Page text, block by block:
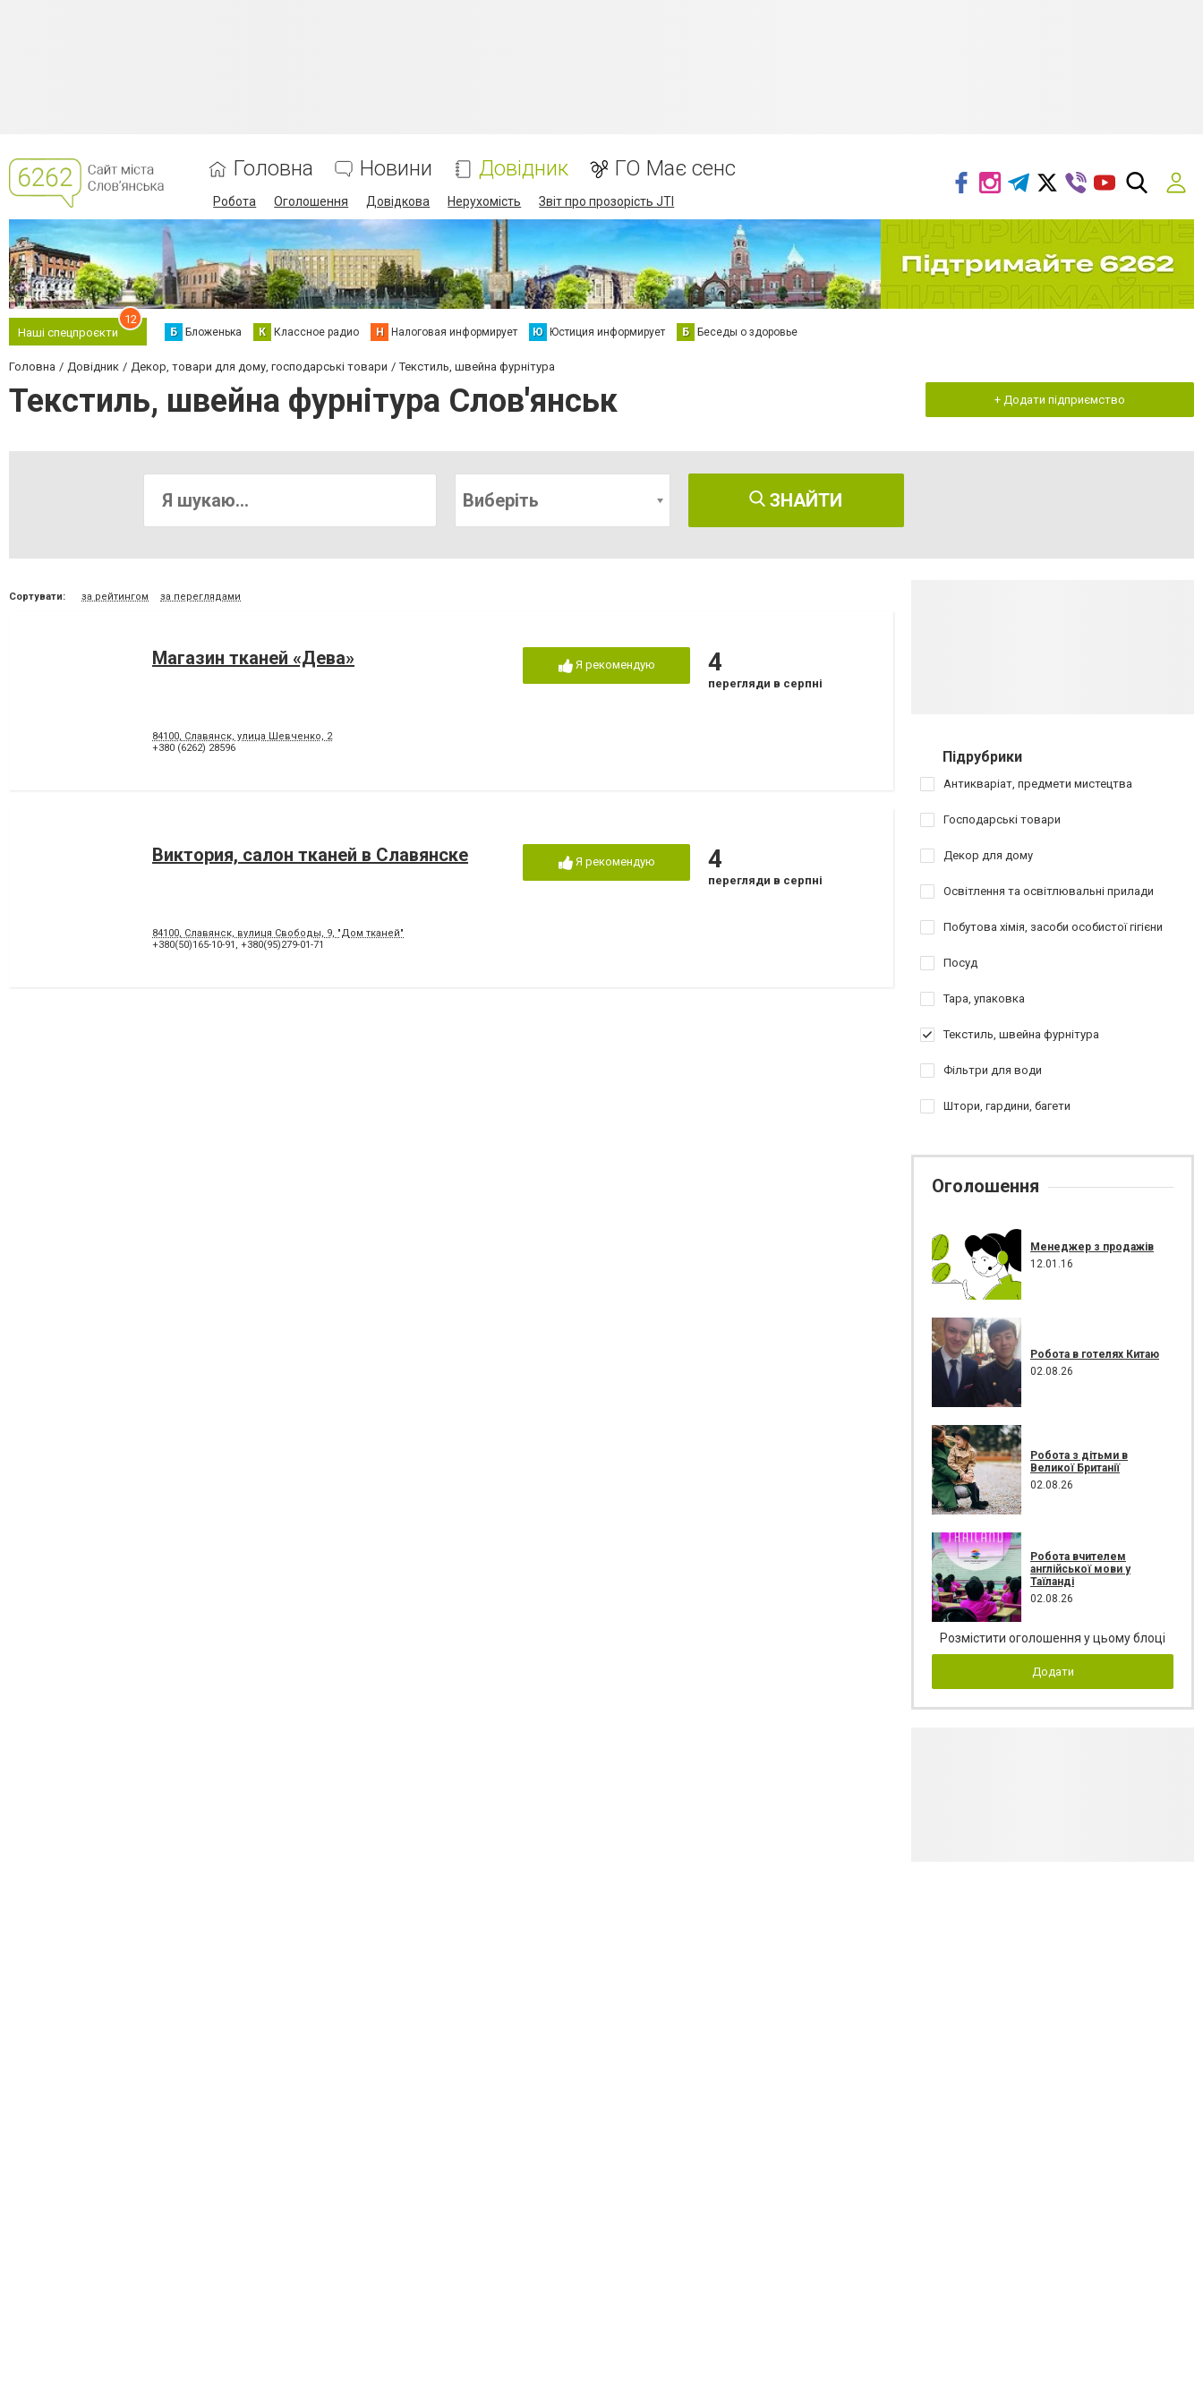
Головна Новини Довідник ГО Має сенс
Робота Оголошення Довідкова Нерухомість Звіт про прозорість JTI
Наші спецпроєкти
12
Б Бложенька К Классное радио Н Налоговая информирует Ю Юстиция информирует Б Беседы о здоровье
Головна Довідник Декор, товари для дому, господарські товари Текстиль, швейна фурнітура
Текстиль, швейна фурнітура Слов'янськ + Додати підприємство
Виберіть ЗНАЙТИ
Сортувати: за рейтингом за переглядами
Магазин тканей «Дева»
84100, Славянск, улица Шевченко, 2
+380 (6262) 28596
Я рекомендую 4
перегляди в серпні
Виктория, салон тканей в Славянске
84100, Славянск, вулиця Свободы, 9, "Дом тканей"
+380(50)165-10-91 , +380(95)279-01-71
Я рекомендую 4
перегляди в серпні
Підрубрики
Антикваріат, предмети мистецтва
Господарські товари
Декор для дому
Освітлення та освітлювальні прилади
Побутова хімія, засоби особистої гігієни
Посуд
Тара, упаковка
Текстиль, швейна фурнітура
Фільтри для води
Штори, гардини, багети
Оголошення
Менеджер з продажів
12.01.16
Робота в готелях Китаю
02.08.26
Робота з дітьми в
Великої Британії
02.08.26
Робота вчителем
англійської мови у
Таїланді
02.08.26
Розмістити оголошення у цьому блоці
Додати